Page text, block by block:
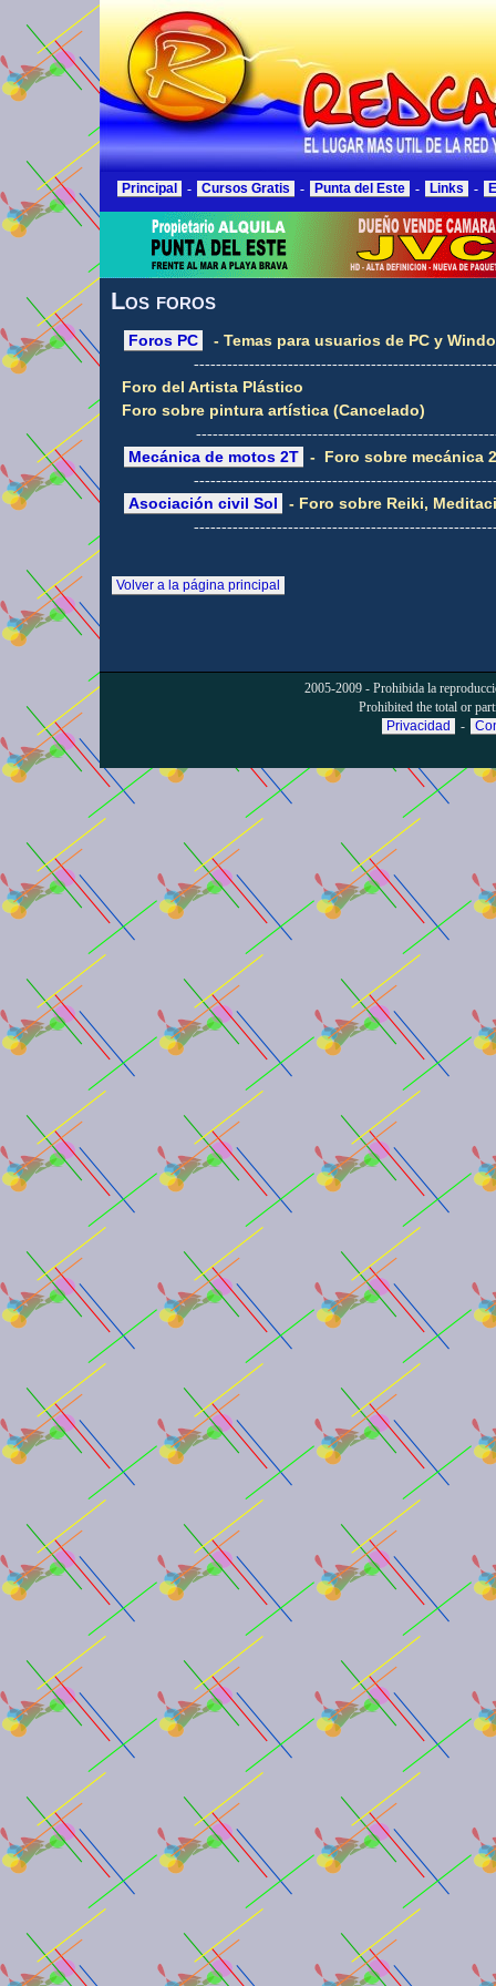
Principal - Cursos Gratis - Punta del Este - Links -
Los foros
Foros PC
- Temas para usuarios de PC y
Foro del Artista Plástico
Foro sobre pintura artística (Cancelado)
Mecánica de motos 2T
- Foro sobre mecánica
Asociación civil Sol
- Foro sobre Reiki,
Volver a la página principal
2005-2009 - Prohibida la
Prohibited the total or
Privacidad
-